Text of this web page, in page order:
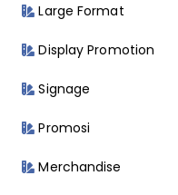
Large Format
Display Promotion
Signage
Promosi
Merchandise